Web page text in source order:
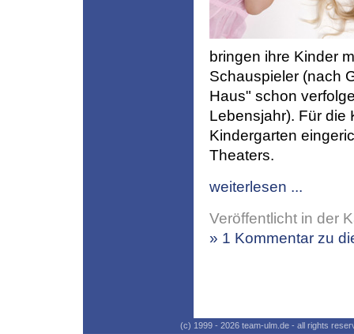
bringen ihre Kinder
Schauspieler (nach
Haus" schon
Lebensjahr). Für die
Kindergarten
Theaters.
weiterlesen ...
Veröffentlicht in der
» 1 Kommentar zu
(c) 1999 - 2026 team-ulm.de - all rights